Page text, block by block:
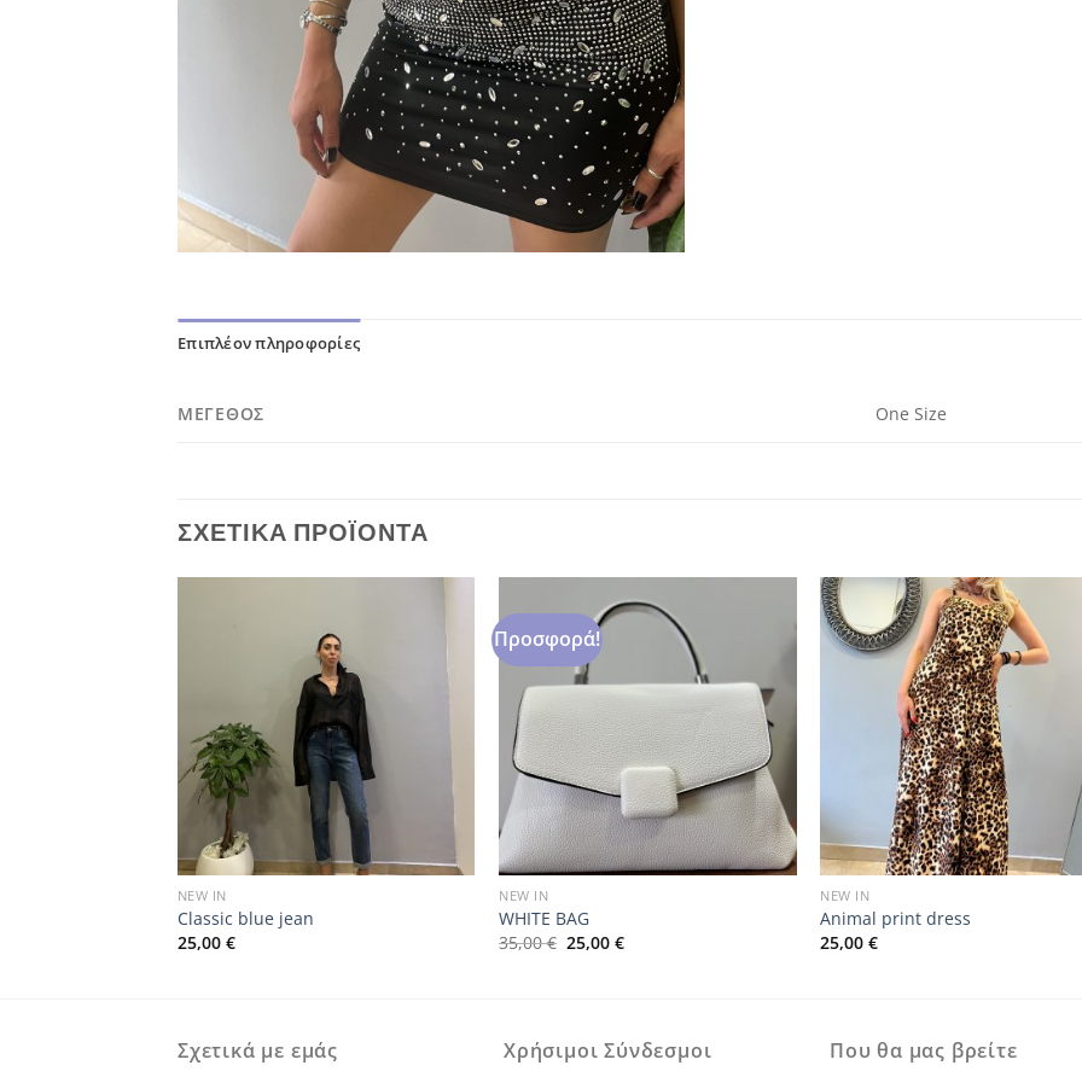
Επιπλέον πληροφορίες
ΜΈΓΕΘΟΣ One Size
ΣΧΕΤΙΚΆ ΠΡΟΪΌΝΤΑ
NEW IN
Classic blue jean
25,00 €
Προσφορά!
NEW IN
WHITE BAG
35,00€ Original
price
25,00€Η
NEW IN
Animal print dress
25,00€
Σχετικά με εμάς Χρήσιμοι Σύνδεσμοι Που θα μας βρείτε